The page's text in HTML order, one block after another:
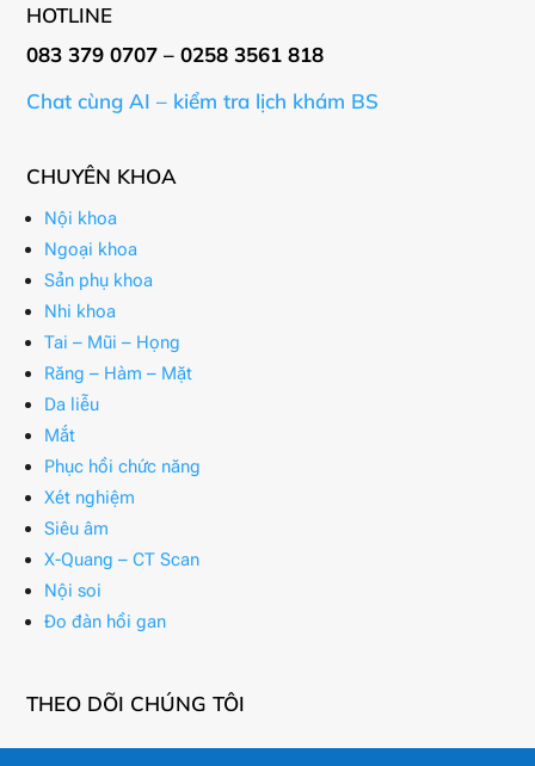
HOTLINE
083 379 0707 – 0258 3561 818
Chat cùng AI – kiểm tra lịch khám BS
CHUYÊN KHOA
Nội khoa
Ngoại khoa
Sản phụ khoa
Nhi khoa
Tai – Mũi – Họng
Răng – Hàm – Mặt
Da liễu
Mắt
Phục hồi chức năng
Xét nghiệm
Siêu âm
X-Quang – CT Scan
Nội soi
Đo đàn hồi gan
THEO DÕI CHÚNG TÔI